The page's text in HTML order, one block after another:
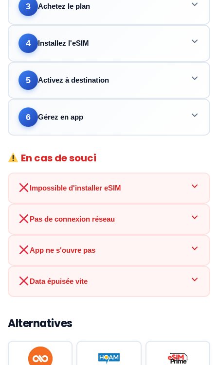
3 Achetez le plan
4 Installez l'eSIM
5 Activez à destination
6 Gérez en app
En cas de souci
Impossible d'installer eSIM
Pas de connexion réseau
App ne s'ouvre pas
Data épuisée vite
Alternatives